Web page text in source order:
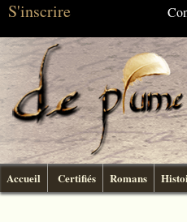
S'inscrire
Accueil Certifiés Romans